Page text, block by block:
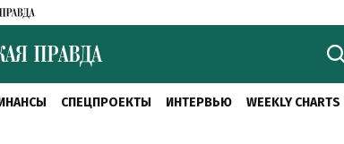
СПЕЦПРОЕКТЫ ИНТЕРВЬЮ WEEKLY CHARTS